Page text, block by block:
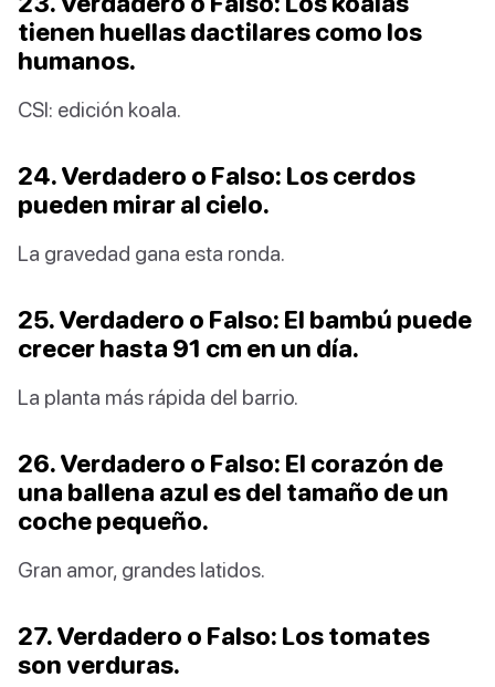
tienen huellas dactilares como los
humanos.
CSI: edición koala.
24. Verdadero o Falso: Los cerdos
pueden mirar al cielo.
La gravedad gana esta ronda.
25. Verdadero o Falso: El bambú puede
crecer hasta 91 cm en un día.
La planta más rápida del barrio.
26. Verdadero o Falso: El corazón de
una ballena azul es del tamaño de un
coche pequeño.
Gran amor, grandes latidos.
27. Verdadero o Falso: Los tomates
son verduras.